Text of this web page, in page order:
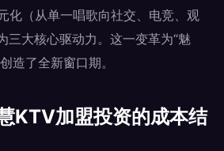
化（从单一唱歌向社交、电竞、观
三大核心驱动力。这一变革为“魅
造了全新窗口期。
KTV加盟投资的成本结